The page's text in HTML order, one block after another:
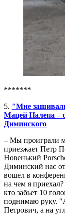
*******
5. "Мне
Мацей Налепа –
Диминского
– Мы проиграли
приезжает Петр
Новенький
Диминский нас
вошел в
на чем я
кто забьет 10
поднимаю руку.
Петрович, а на